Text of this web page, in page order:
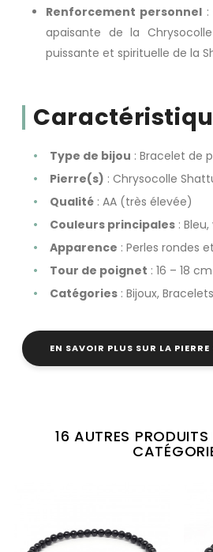
Renforcement personnel
apaisante de la
puissante et spirituelle de la
Type de bijou : Bracelet de
Pierre(s) : Chrysocolle
Qualité : AA (très élevée)
Couleurs principales :
Apparence : Perles rondes
Tour de poignet : 16 – 18 cm
Catégories : Bijoux, Bracelets
EN SAVOIR PLUS SUR LA
16 AUTRES PRODUITS